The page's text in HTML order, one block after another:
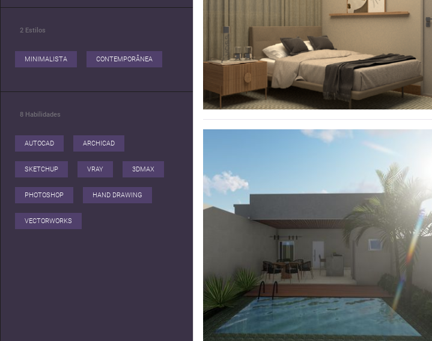
2 Estilos
MINIMALISTA CONTEMPORÂNEA
8 Habilidades
AUTOCAD ARCHICAD
SKETCHUP VRAY 3DMAX
PHOTOSHOP HAND DRAWING
VECTORWORKS